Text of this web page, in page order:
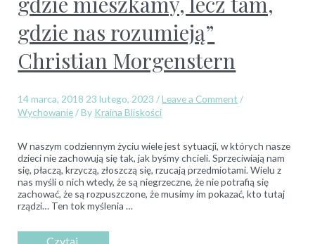
gdzie nas rozumieją”
Christian Morgenstern
14 marca, 2018 23 lutego, 2023 /Leave a Comment /
Wychowanie/ By Kraina Bliskości
W naszym codziennym życiu wiele jest sytuacji, w których nasze
dzieci nie zachowują się tak, jak byśmy chcieli. Sprzeciwiają nam
się, płaczą, krzyczą, złoszczą się, rzucają przedmiotami. Wielu z
nas myśli o nich wtedy, że są niegrzeczne, że nie potrafią się
zachować, że są rozpuszczone, że musimy im pokazać, kto tutaj
rządzi… Ten tok myślenia …